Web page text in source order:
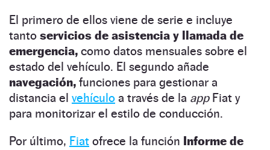
El primero de ellos viene de serie e incluye
tanto servicios de asistencia y llamada de
emergencia, como datos mensuales sobre el
estado del vehículo. El segundo añade
navegación, funciones para gestionar a
distancia el vehículo a través de la app Fiat y
para monitorizar el estilo de conducción.
Por último, Fiat ofrece la función Informe de